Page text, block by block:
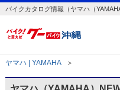
バイクカタログ情報（ヤマハ（
ヤマハ | YAMAHA ＞